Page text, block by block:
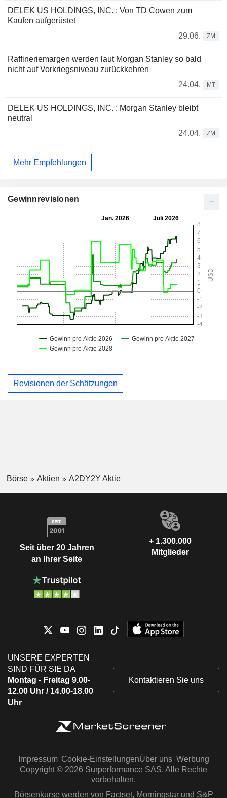
DELEK US HOLDINGS, INC. : Von TD Cowen zum
Kaufen aufgerüstet
29.06.
ZM
Raffineriemargen werden laut Morgan Stanley so bald
nicht auf Vorkriegsniveau zurückkehren
24.04.
MT
DELEK US HOLDINGS, INC. : Morgan Stanley bleibt
neutral
24.04.
ZM
Mehr Empfehlungen
Gewinnrevisionen
Revisionen der Schätzungen
Börse Aktien A2DY2Y Aktie
Seit über 20 Jahren
an Ihrer Seite
+ 1.300.000
Mitglieder
UNSERE EXPERTEN
SIND FÜR SIE DA
Montag - Freitag 9.00-
12.00 Uhr / 14.00-18.00
Uhr
Kontaktieren Sie uns
Impressum Cookie-EinstellungenÜber uns Werbung
Copyright © 2026 Surperformance SAS. Alle Rechte
vorbehalten.
Börsenkurse werden von Factset, Morningstar und S&P